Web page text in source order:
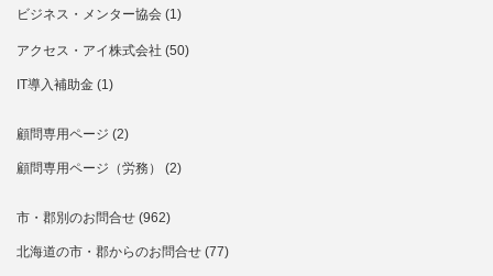
ビジネス・メンター協会 (1)
アクセス・アイ株式会社 (50)
IT導入補助金 (1)
顧問専用ページ (2)
顧問専用ページ（労務） (2)
市・郡別のお問合せ (962)
北海道の市・郡からのお問合せ (77)